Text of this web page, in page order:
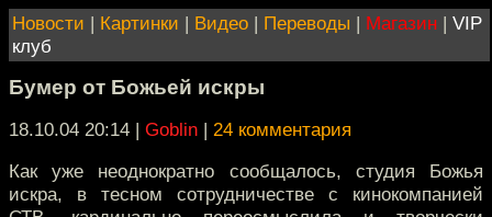
Новости | Картинки | Видео | Переводы | Магазин | VIP
клуб
Бумер от Божьей искры
18.10.04 20:14 | Goblin | 24 комментария
Как уже неоднократно сообщалось, студия Божья
искра, в тесном сотрудничестве с кинокомпанией